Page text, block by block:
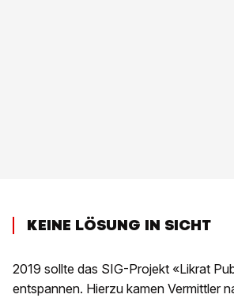
KEINE LÖSUNG IN SICHT
2019 sollte das SIG-Projekt «Likrat
entspannen. Hierzu kamen Vermittler